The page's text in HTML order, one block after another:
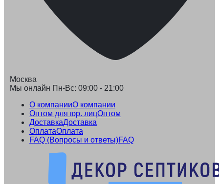
Москва
Мы онлайн Пн-Вс: 09:00 - 21:00
О компанииО компании
Оптом для юр. лицОптом
ДоставкаДоставка
ОплатаОплата
FAQ (Вопросы и ответы)FAQ